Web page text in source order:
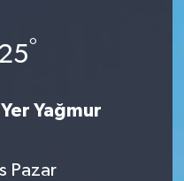
25°
Yağmur
Pazar